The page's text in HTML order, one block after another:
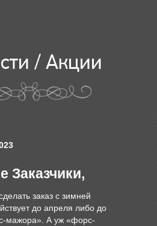
/ Акции
Заказчики,
заказ с зимней
до апреля либо до
мажора». А уж «форс-